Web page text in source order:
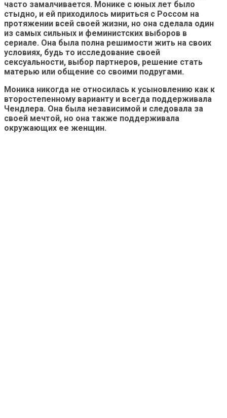
часто замалчивается. Монике с юных лет было
стыдно, и ей приходилось мириться с Россом на
протяжении всей своей жизни, но она сделала один
из самых сильных и феминистских выборов в
сериале. Она была полна решимости жить на своих
условиях, будь то исследование своей
сексуальности, выбор партнеров, решение стать
матерью или общение со своими подругами.
Моника никогда не относилась к усыновлению как к
второстепенному варианту и всегда поддерживала
Чендлера. Она была независимой и следовала за
своей мечтой, но она также поддерживала
окружающих ее женщин.